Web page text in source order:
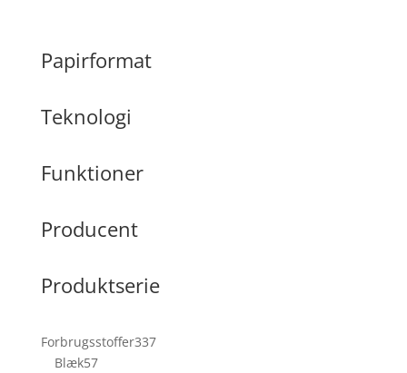
Papirformat
Teknologi
Funktioner
Producent
Produktserie
Forbrugsstoffer337337
Blæk5757